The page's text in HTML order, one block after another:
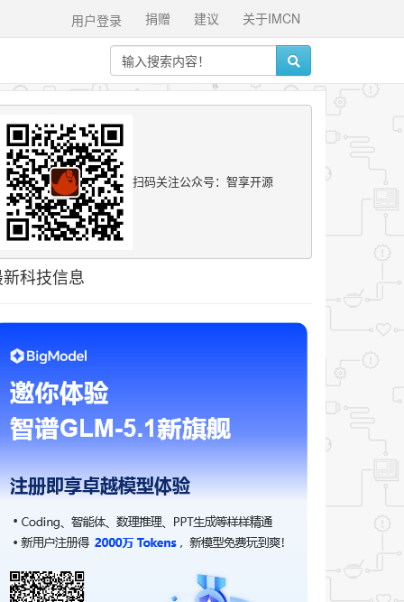
关于IMCN
建议
捐赠
用户登录
扫码关注公众号：智享开源
科技信息